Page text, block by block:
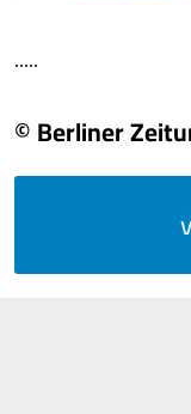
.....
© Berliner